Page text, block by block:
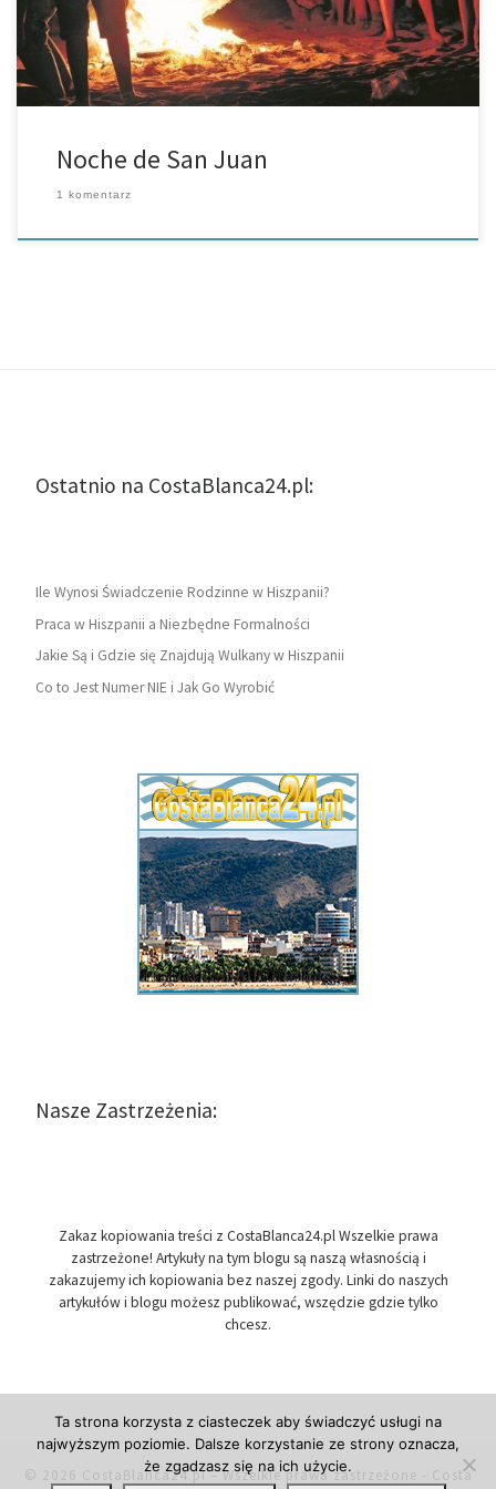
Noche de San Juan
1 komentarz
Ostatnio na CostaBlanca24.pl:
Ile Wynosi Świadczenie Rodzinne w Hiszpanii?
Praca w Hiszpanii a Niezbędne Formalności
Jakie Są i Gdzie się Znajdują Wulkany w Hiszpanii
Co to Jest Numer NIE i Jak Go Wyrobić
Nasze Zastrzeżenia:
Zakaz kopiowania treści z CostaBlanca24.pl Wszelkie prawa
zastrzeżone! Artykuły na tym blogu są naszą własnością i
zakazujemy ich kopiowania bez naszej zgody. Linki do naszych
artykułów i blogu możesz publikować, wszędzie gdzie tylko
chcesz.
© 2026 CostaBlanca24.pl– Wszelkie prawa zastrzeżone - Costa
Ta strona korzysta z ciasteczek aby świadczyć usługi na
najwyższym poziomie. Dalsze korzystanie ze strony oznacza,
że zgadzasz się na ich użycie.